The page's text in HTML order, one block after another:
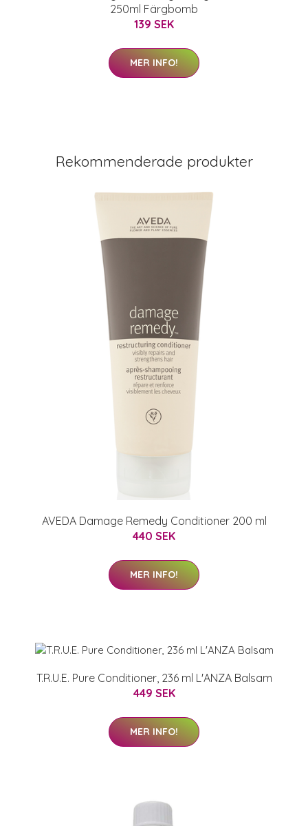
250ml Färgbomb
139 SEK
MER INFO!
Rekommenderade produkter
AVEDA Damage Remedy Conditioner 200 ml
440 SEK
MER INFO!
T.R.U.E. Pure Conditioner, 236 ml L'ANZA Balsam
449 SEK
MER INFO!